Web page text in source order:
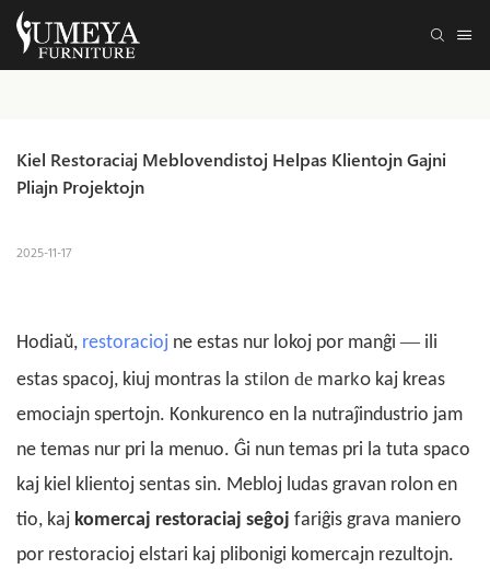
Kiel Restoraciaj Meblovendistoj Helpas Klientojn Gajni
Pliajn Projektojn
2025-11-17
Hodiaŭ, restoracioj ne estas nur lokoj por manĝi — ili
estas spacoj, kiuj montras la stilon de marko kaj kreas
emociajn spertojn. Konkurenco en la nutraĵindustrio jam
ne temas nur pri la menuo. Ĝi nun temas pri la tuta spaco
kaj kiel klientoj sentas sin. Mebloj ludas gravan rolon en
tio, kaj komercaj restoraciaj seĝoj fariĝis grava maniero
por restoracioj elstari kaj plibonigi komercajn rezultojn.